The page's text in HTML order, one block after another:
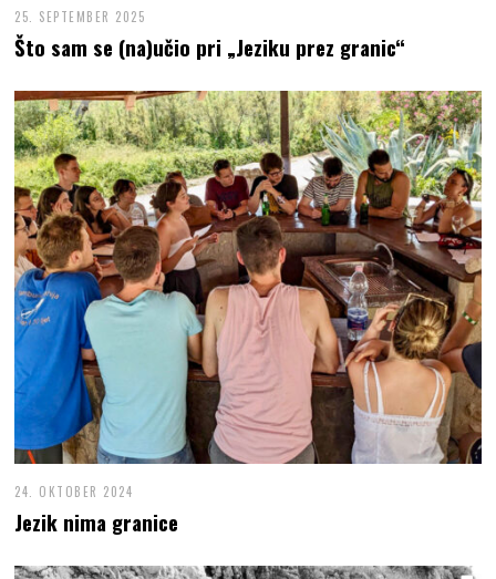
25. SEPTEMBER 2025
Što sam se (na)učio pri „Jeziku prez granic“
24. OKTOBER 2024
Jezik nima granice